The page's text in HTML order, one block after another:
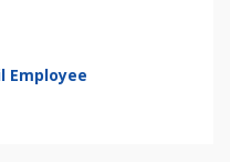
Employee